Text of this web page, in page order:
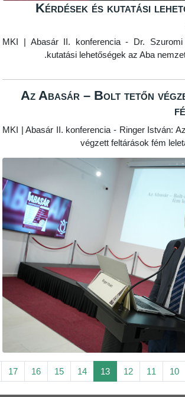
Kérdések és
MKI | Abasár II. konferencia -
kutatási lehetőségek az
Az Abasár – Bolt
MKI | Abasár II. konferencia -
végzett
12
13
14
15
16
17